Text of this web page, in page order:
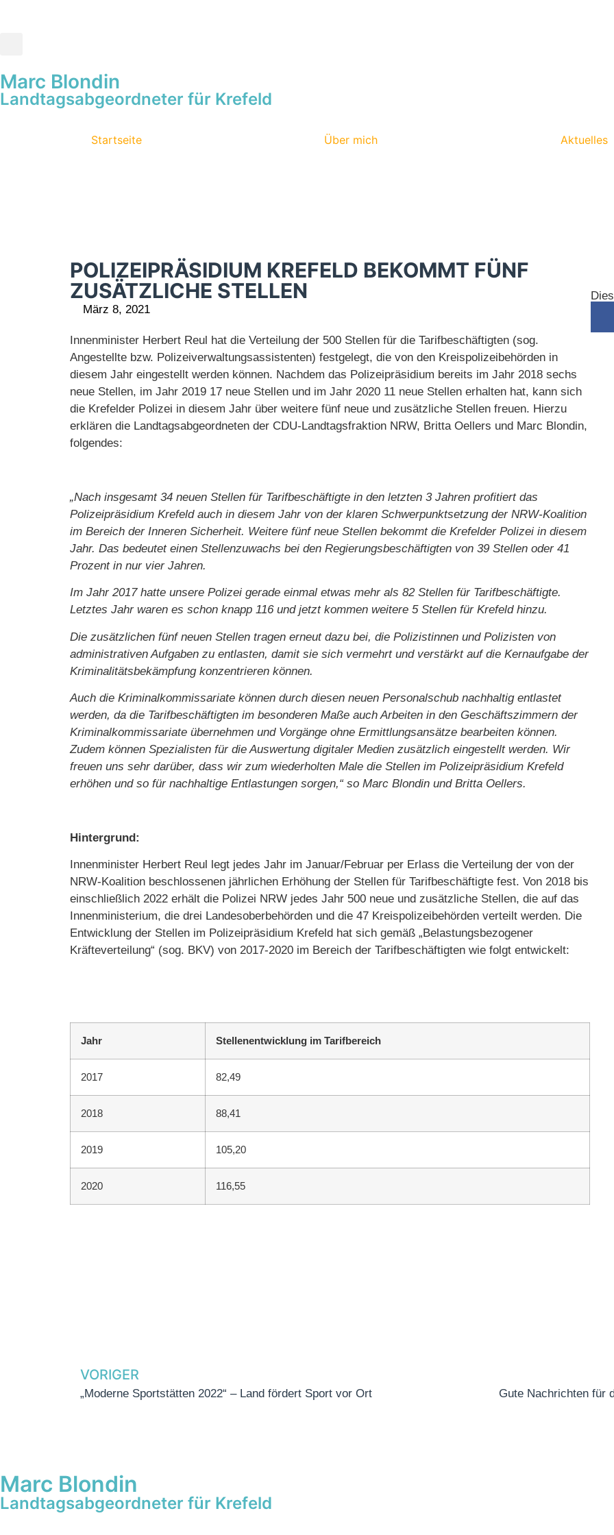
Marc Blondin
Landtagsabgeordneter für Krefeld
Startseite Über mich Aktuelles
POLIZEIPRÄSIDIUM KREFELD BEKOMMT FÜNF
ZUSÄTZLICHE STELLEN
März 8, 2021
Innenminister Herbert Reul hat die Verteilung der 500 Stellen für die Tarifbeschäftigten (sog.
Angestellte bzw. Polizeiverwaltungsassistenten) festgelegt, die von den Kreispolizeibehörden in
diesem Jahr eingestellt werden können. Nachdem das Polizeipräsidium bereits im Jahr 2018 sechs
neue Stellen, im Jahr 2019 17 neue Stellen und im Jahr 2020 11 neue Stellen erhalten hat, kann sich
die Krefelder Polizei in diesem Jahr über weitere fünf neue und zusätzliche Stellen freuen. Hierzu
erklären die Landtagsabgeordneten der CDU-Landtagsfraktion NRW, Britta Oellers und Marc Blondin,
folgendes:
„Nach insgesamt 34 neuen Stellen für Tarifbeschäftigte in den letzten 3 Jahren profitiert das
Polizeipräsidium Krefeld auch in diesem Jahr von der klaren Schwerpunktsetzung der NRW-Koalition
im Bereich der Inneren Sicherheit. Weitere fünf neue Stellen bekommt die Krefelder Polizei in diesem
Jahr. Das bedeutet einen Stellenzuwachs bei den Regierungsbeschäftigten von 39 Stellen oder 41
Prozent in nur vier Jahren.
Im Jahr 2017 hatte unsere Polizei gerade einmal etwas mehr als 82 Stellen für Tarifbeschäftigte.
Letztes Jahr waren es schon knapp 116 und jetzt kommen weitere 5 Stellen für Krefeld hinzu.
Die zusätzlichen fünf neuen Stellen tragen erneut dazu bei, die Polizistinnen und Polizisten von
administrativen Aufgaben zu entlasten, damit sie sich vermehrt und verstärkt auf die Kernaufgabe der
Kriminalitätsbekämpfung konzentrieren können.
Auch die Kriminalkommissariate können durch diesen neuen Personalschub nachhaltig entlastet
werden, da die Tarifbeschäftigten im besonderen Maße auch Arbeiten in den Geschäftszimmern der
Kriminalkommissariate übernehmen und Vorgänge ohne Ermittlungsansätze bearbeiten können.
Zudem können Spezialisten für die Auswertung digitaler Medien zusätzlich eingestellt werden. Wir
freuen uns sehr darüber, dass wir zum wiederholten Male die Stellen im Polizeipräsidium Krefeld
erhöhen und so für nachhaltige Entlastungen sorgen,“ so Marc Blondin und Britta Oellers.
Hintergrund:
Innenminister Herbert Reul legt jedes Jahr im Januar/Februar per Erlass die Verteilung der von der
NRW-Koalition beschlossenen jährlichen Erhöhung der Stellen für Tarifbeschäftigte fest. Von 2018 bis
einschließlich 2022 erhält die Polizei NRW jedes Jahr 500 neue und zusätzliche Stellen, die auf das
Innenministerium, die drei Landesoberbehörden und die 47 Kreispolizeibehörden verteilt werden. Die
Entwicklung der Stellen im Polizeipräsidium Krefeld hat sich gemäß „Belastungsbezogener
Kräfteverteilung“ (sog. BKV) von 2017-2020 im Bereich der Tarifbeschäftigten wie folgt entwickelt:
Jahr Stellenentwicklung im Tarifbereich
2017 82,49
2018 88,41
2019 105,20
2020 116,55
VORIGER
„Moderne Sportstätten 2022“ – Land fördert Sport vor Ort Gute Nachrichten für
Marc Blondin
Landtagsabgeordneter für Krefeld